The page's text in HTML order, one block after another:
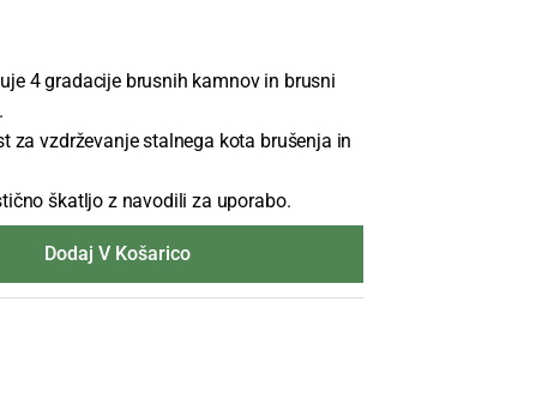
4 gradacije brusnih kamnov in brusni
za vzdrževanje stalnega kota brušenja in
škatljo z navodili za uporabo.
Dodaj V Košarico